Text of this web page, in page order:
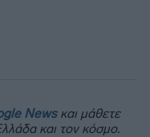
Newsκαι μάθετε
και τον κόσμο.